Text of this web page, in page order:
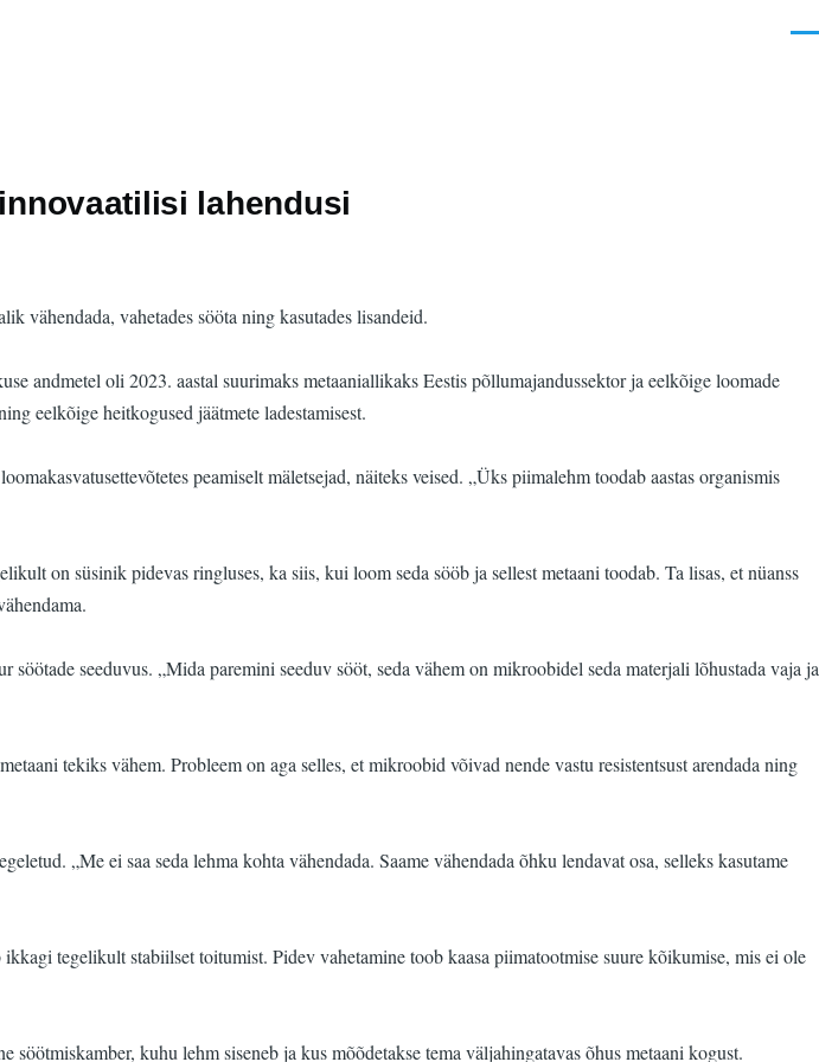
lahendusi
vähendada, vahetades sööta ning kasutades lisandeid.
andmetel oli 2023. aastal suurimaks metaaniallikaks Eestis põllumajandussektor ja eelkõige loomade
eelkõige heitkogused jäätmete ladestamisest.
peamiselt mäletsejad, näiteks veised. „Üks piimalehm toodab aastas organismis
on süsinik pidevas ringluses, ka siis, kui loom seda sööb ja sellest metaani toodab. Ta lisas, et nüanss
seeduvus. „Mida paremini seeduv sööt, seda vähem on mikroobidel seda materjali lõhustada vaja ja
tekiks vähem. Probleem on aga selles, et mikroobid võivad nende vastu resistentsust arendada ning
„Me ei saa seda lehma kohta vähendada. Saame vähendada õhku lendavat osa, selleks kasutame
tegelikult stabiilset toitumist. Pidev vahetamine toob kaasa piimatootmise suure kõikumise, mis ei ole
kuhu lehm siseneb ja kus mõõdetakse tema väljahingatavas õhus metaani kogust.